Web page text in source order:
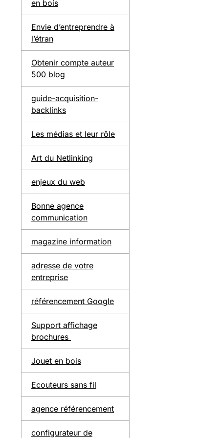
en bois
Envie d’entreprendre à
l’étran
Obtenir compte auteur
500 blog
guide-acquisition-
backlinks
Les médias et leur rôle
Art du Netlinking
enjeux du web
Bonne agence
communication
magazine information
adresse de votre
entreprise
référencement Google
Support affichage
brochures
Jouet en bois
Ecouteurs sans fil
agence référencement
configurateur de